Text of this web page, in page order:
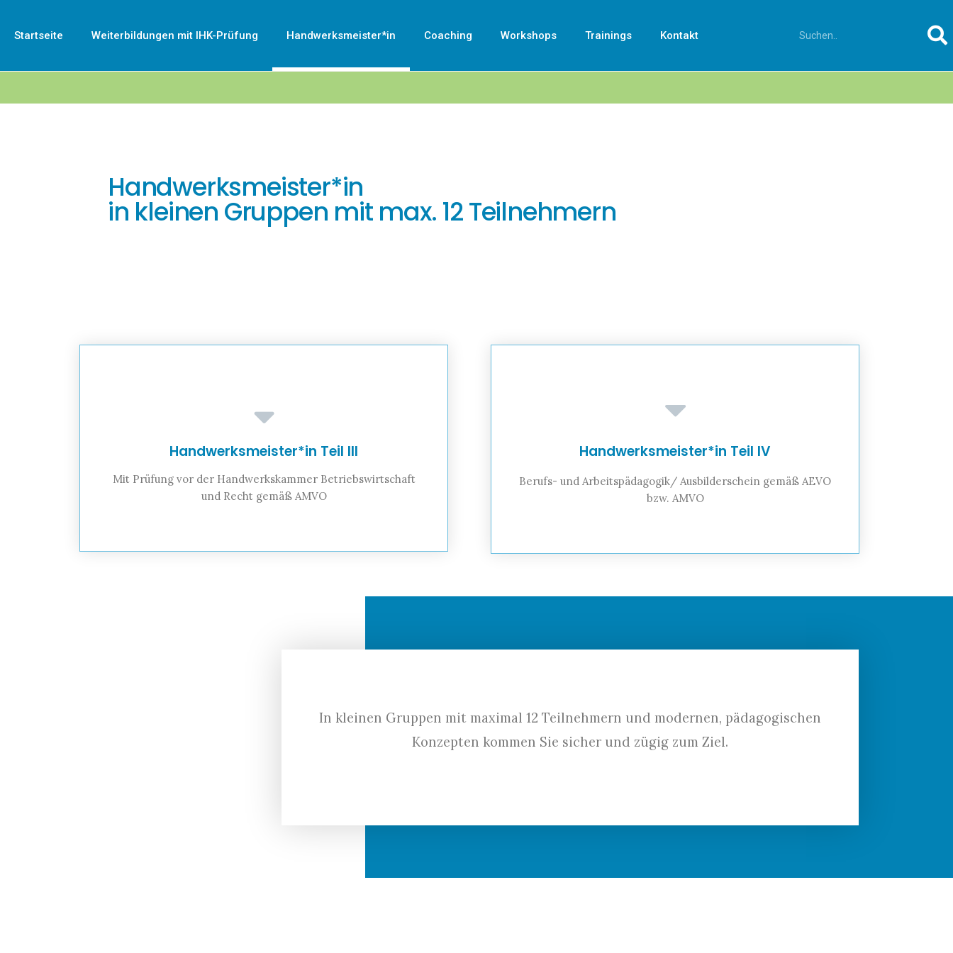
Startseite Weiterbildungen mit IHK-Prüfung Handwerksmeister*in Coaching Workshops Trainings Kontakt
Handwerksmeister*in
in kleinen Gruppen mit max. 12 Teilnehmern
Handwerksmeister*in Teil III
Mit Prüfung vor der Handwerkskammer Betriebswirtschaft
und Recht gemäß AMVO
Handwerksmeister*in Teil IV
Berufs- und Arbeitspädagogik/ Ausbilderschein gemäß AEVO
bzw. AMVO
In kleinen Gruppen mit maximal 12 Teilnehmern und modernen, pädagogischen
Konzepten kommen Sie sicher und zügig zum Ziel.